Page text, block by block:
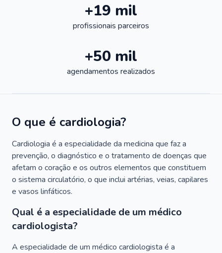
+19 mil
profissionais parceiros
+50 mil
agendamentos realizados
O que é cardiologia?
Cardiologia é a especialidade da medicina que faz a
prevenção, o diagnóstico e o tratamento de doenças que
afetam o coração e os outros elementos que constituem
o sistema circulatório, o que inclui artérias, veias, capilares
e vasos linfáticos.
Qual é a especialidade de um médico
cardiologista?
A especialidade de um médico cardiologista é a